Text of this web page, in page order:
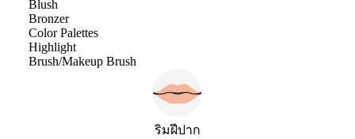
Blush
Bronzer
Color Palettes
Highlight
Brush/Makeup Brush
ริมฝีปาก